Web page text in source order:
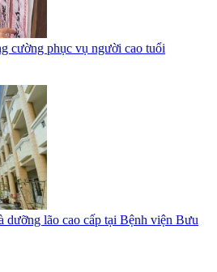
cường phục vụ người cao tuổi
dưỡng lão cao cấp tại Bệnh viện Bưu